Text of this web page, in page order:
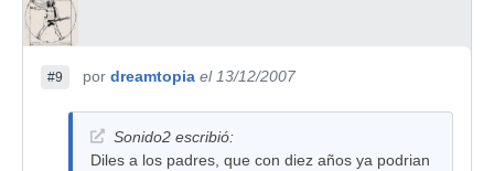
#9 por dreamtopia el 13/12/2007
Sonido2 escribió:
Diles a los padres, que con diez años ya podrian